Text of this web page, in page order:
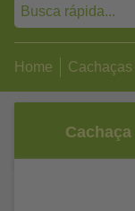
Home